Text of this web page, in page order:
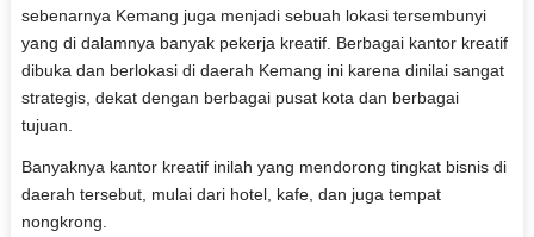
sebenarnya Kemang juga menjadi sebuah lokasi tersembunyi
yang di dalamnya banyak pekerja kreatif. Berbagai kantor kreatif
dibuka dan berlokasi di daerah Kemang ini karena dinilai sangat
strategis, dekat dengan berbagai pusat kota dan berbagai
tujuan.
Banyaknya kantor kreatif inilah yang mendorong tingkat bisnis di
daerah tersebut, mulai dari hotel, kafe, dan juga tempat
nongkrong.